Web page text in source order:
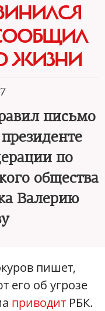
ЖИЗНИ
письмо
по
общества
Валерию
пишет,
его об угрозе
приводит РБК.